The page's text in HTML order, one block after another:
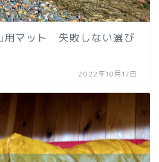
用マット 失敗しない選び
2022年10月17日